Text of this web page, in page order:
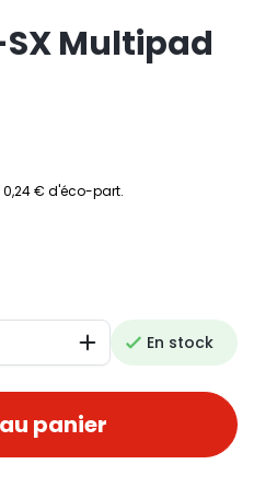
SX Multipad
€ d'éco-part.
AugmenterEn stock
panier